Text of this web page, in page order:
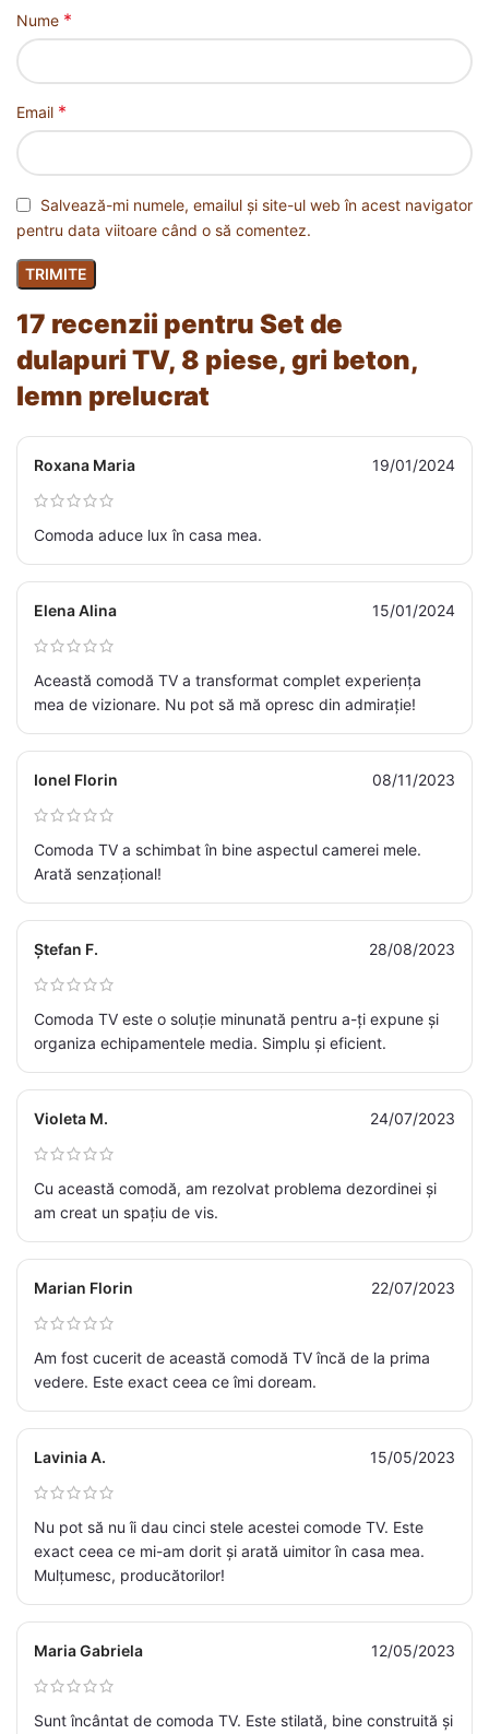
17 recenzii pentru Set de
dulapuri TV, 8 piese, gri beton,
lemn prelucrat
Roxana Maria 19/01/2024
Comoda aduce lux în casa mea.
Elena Alina 15/01/2024
Această comodă TV a transformat complet experiența
mea de vizionare. Nu pot să mă opresc din admirație!
Ionel Florin 08/11/2023
Comoda TV a schimbat în bine aspectul camerei mele.
Arată senzațional!
Ștefan F. 28/08/2023
Comoda TV este o soluție minunată pentru a-ți expune și
organiza echipamentele media. Simplu și eficient.
Violeta M. 24/07/2023
Cu această comodă, am rezolvat problema dezordinei și
am creat un spațiu de vis.
Marian Florin 22/07/2023
Am fost cucerit de această comodă TV încă de la prima
vedere. Este exact ceea ce îmi doream.
Lavinia A. 15/05/2023
Nu pot să nu îi dau cinci stele acestei comode TV. Este
exact ceea ce mi-am dorit și arată uimitor în casa mea.
Mulțumesc, producătorilor!
Maria Gabriela 12/05/2023
Sunt încântat de comoda TV. Este stilată, bine construită și
Nume *
Email *
Salvează-mi numele, emailul și site-ul web în acest navigator
pentru data viitoare când o să comentez.